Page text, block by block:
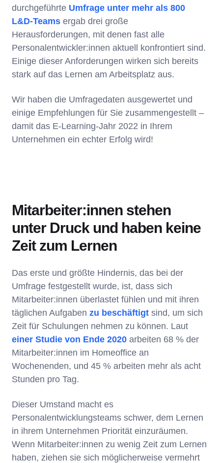
durchgeführte Umfrage unter mehr als 800
L&D-Teams ergab drei große
Herausforderungen, mit denen fast alle
Personalentwickler:innen aktuell konfrontiert sind.
Einige dieser Anforderungen wirken sich bereits
stark auf das Lernen am Arbeitsplatz aus.
Wir haben die Umfragedaten ausgewertet und
einige Empfehlungen für Sie zusammengestellt –
damit das E-Learning-Jahr 2022 in Ihrem
Unternehmen ein echter Erfolg wird!
Mitarbeiter:innen stehen
unter Druck und haben keine
Zeit zum Lernen
Das erste und größte Hindernis, das bei der
Umfrage festgestellt wurde, ist, dass sich
Mitarbeiter:innen überlastet fühlen und mit ihren
täglichen Aufgaben zu beschäftigt sind, um sich
Zeit für Schulungen nehmen zu können. Laut
einer Studie von Ende 2020 arbeiten 68 % der
Mitarbeiter:innen im Homeoffice an
Wochenenden, und 45 % arbeiten mehr als acht
Stunden pro Tag.
Dieser Umstand macht es
Personalentwicklungsteams schwer, dem Lernen
in ihrem Unternehmen Priorität einzuräumen.
Wenn Mitarbeiter:innen zu wenig Zeit zum Lernen
haben, ziehen sie sich möglicherweise vermehrt